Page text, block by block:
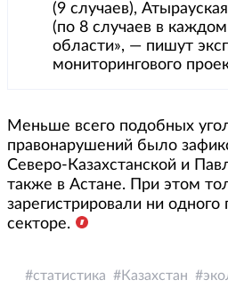
(9 случаев),
(по 8 случаев в каждом
области», — пишут
мониторингового
Меньше всего подобных
правонарушений было
Северо-Казахстанской и
также в Астане. При этом
зарегистрировали ни
секторе.
статистика Казахстан